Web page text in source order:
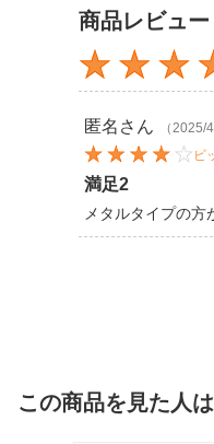
商品レビュー
匿名 さん
（2025/
ビ
満足2
メタルタイプの方
この商品を見た人